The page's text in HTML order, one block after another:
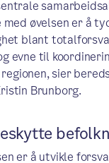
øvelsen er å
blant
evne til
sier
Brunborg.
er å utvikle